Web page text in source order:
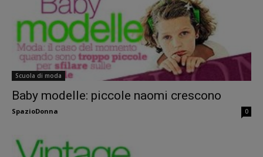
Scuola di moda
Baby modelle: piccole naomi crescono
SpazioDonna 0